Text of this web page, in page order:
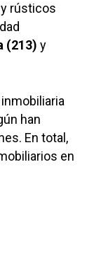
rústicos
(213) y
han
En total,
en